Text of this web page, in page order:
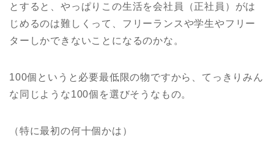
とすると、やっぱりこの生活を会社員（正社員）がは
じめるのは難しくって、フリーランスや学生やフリー
ターしかできないことになるのかな。
100個というと必要最低限の物ですから、てっきりみん
な同じような100個を選びそうなもの。
（特に最初の何十個かは）